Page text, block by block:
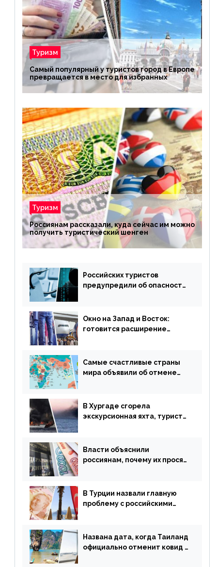
Туризм
Самый популярный у туристов город в Европе
превращается в место для избранных
Туризм
Россиянам рассказали, куда сейчас им можно
получить туристический шенген
Российских туристов
предупредили об опасности
Окно на Запад и Восток:
готовится расширение
Самые счастливые страны
мира объявили об отмене
В Хургаде сгорела
экскурсионная яхта, туристы
Власти объяснили
россиянам, почему их просят
В Турции назвали главную
проблему с российскими
Названа дата, когда Таиланд
официально отменит ковид и